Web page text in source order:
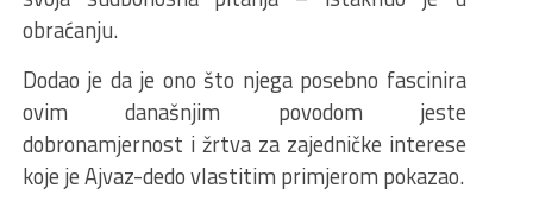
obraćanju.
Dodao je da je ono što njega posebno fascinira
ovim današnjim povodom jeste
dobronamjernost i žrtva za zajedničke interese
koje je Ajvaz-dedo vlastitim primjerom pokazao.